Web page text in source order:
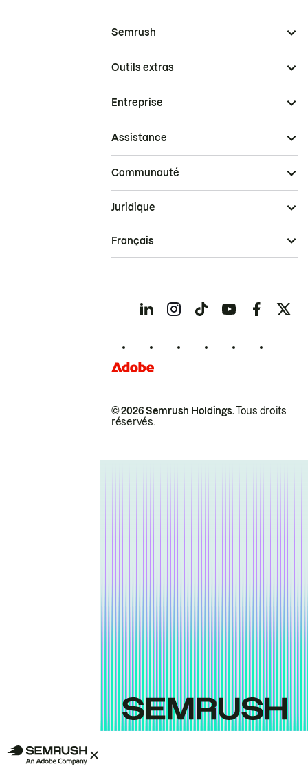
Semrush
Outils extras
Entreprise
Assistance
Communauté
© 2026 Semrush Holdings.Tous droits
réservés.
Juridique
Français